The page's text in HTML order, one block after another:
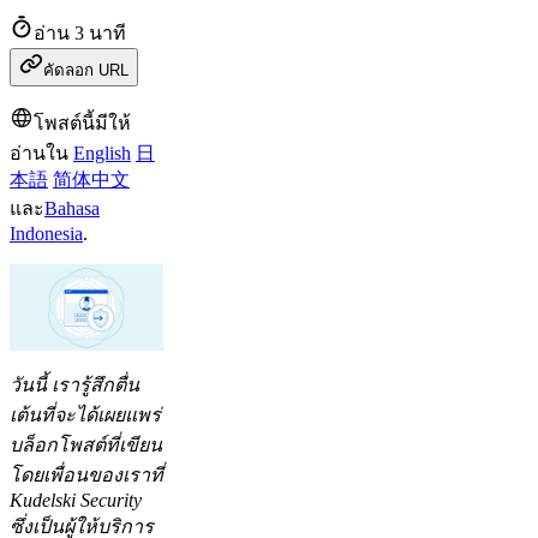
อ่าน 3 นาที
คัดลอก URL
โพสต์นี้มีให้
อ่านใน English 日
本語 简体中文
และBahasa
Indonesia.
วันนี้ เรารู้สึกตื่น
เต้นที่จะได้เผยแพร่
บล็อกโพสต์ที่เขียน
โดยเพื่อนของเราที่
Kudelski Security
ซึ่งเป็นผู้ให้บริการ